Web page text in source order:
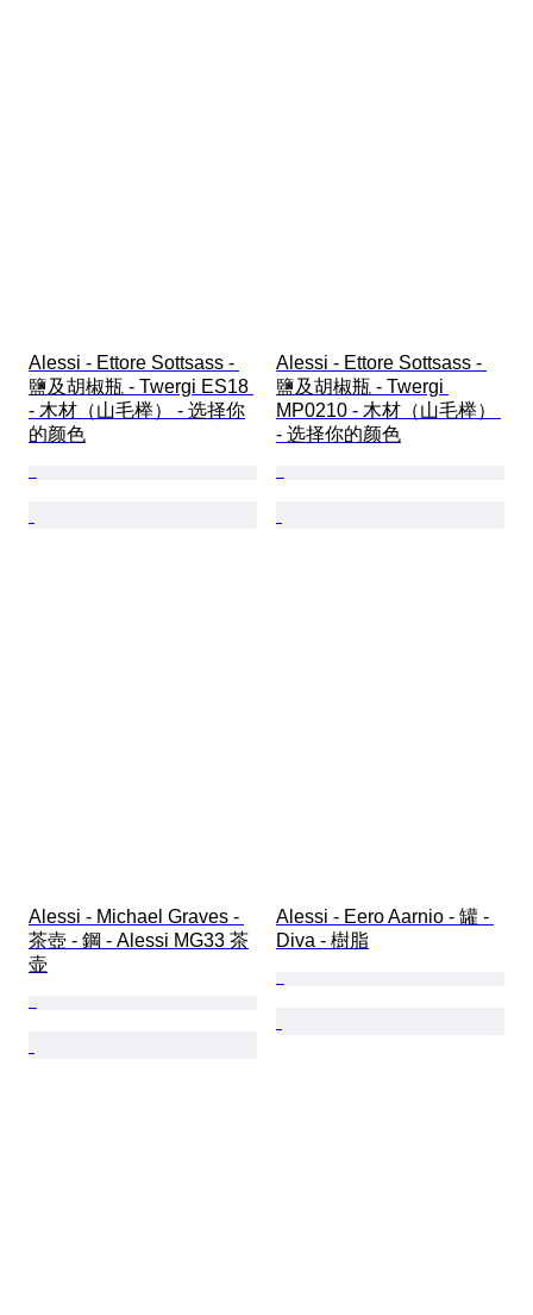
Alessi - Ettore Sottsass -
鹽及胡椒瓶 - Twergi ES18
- 木材（山毛榉） - 选择你
的颜色
Alessi - Ettore Sottsass -
鹽及胡椒瓶 - Twergi
MP0210 - 木材（山毛榉）
- 选择你的颜色
Alessi - Michael Graves -
茶壺 - 鋼 - Alessi MG33 茶
壶
Alessi - Eero Aarnio - 罐 -
Diva - 樹脂